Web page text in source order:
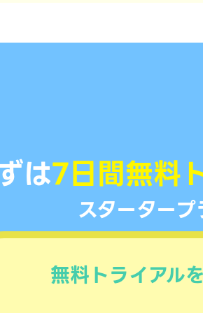
は7日間無料
スタータープ
無料トライアルを